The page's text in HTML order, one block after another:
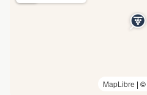
MapLibre | ©